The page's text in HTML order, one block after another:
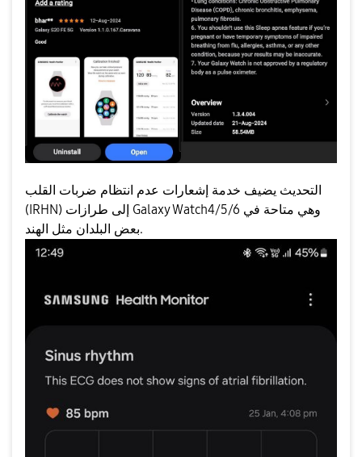
التحديث يضيف خدمة إشعارات عدم انتظام ضربات القلب
(IRHN) إلى طرازات Galaxy Watch4/5/6 وهي متاحة في
بعض البلدان مثل الهند.